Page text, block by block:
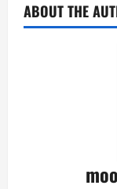
ABOUT THE